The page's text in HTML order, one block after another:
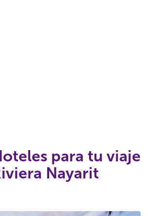
para tu viaje
Nayarit